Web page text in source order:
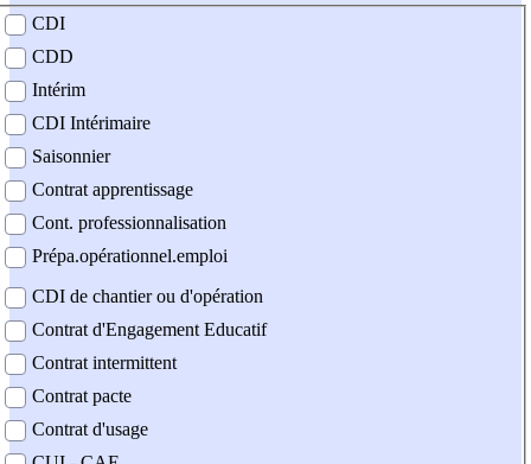
contrat
CDI
CDD
Intérim
CDI Intérimaire
Saisonnier
Contrat apprentissage
Cont. professionnalisation
Prépa.opérationnel.emploi
CDI de chantier ou d'opération
Contrat d'Engagement Educatif
Contrat intermittent
Contrat pacte
Contrat d'usage